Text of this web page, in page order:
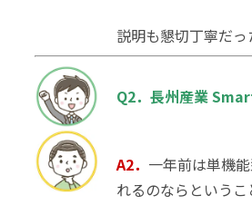
説明も懇切丁寧だっ
Q2．長州産業
A2． 一年前は単機
れるのならというこ